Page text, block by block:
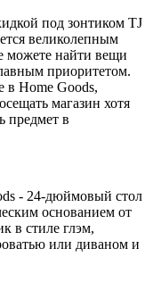
под зонтиком TJ
великолепным
можете найти вещи
приоритетом.
в Home Goods,
магазин хотя
предмет в
- 24-дюймовый стол
основанием от
в стиле глэм,
или диваном и